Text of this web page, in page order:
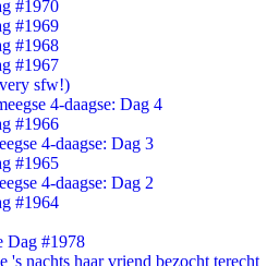
#1970
#1969
#1968
#1967
sfw!)
4-daagse: Dag 4
#1966
4-daagse: Dag 3
#1965
4-daagse: Dag 2
#1964
Dag #1978
's nachts haar vriend bezocht terecht